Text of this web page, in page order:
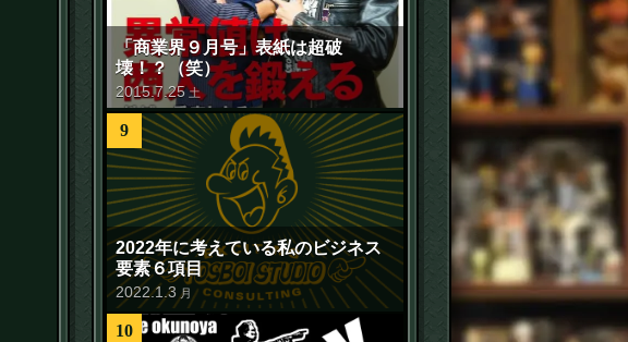
「商業界９月号」表紙は超破
壊！？（笑）
2015.7.25 土
9
2022年に考えている私のビジネス
要素６項目
2022.1 .3 月
10